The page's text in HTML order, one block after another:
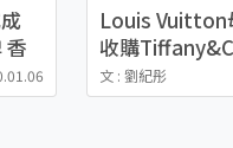
香
Louis Vuitton
收購
購價成最大規
文 : 劉紀彤